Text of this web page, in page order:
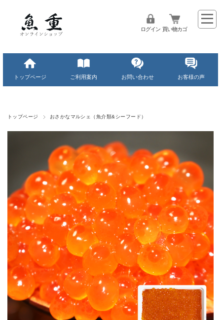
ログイン 買い物カゴ
トップページ ご利用案内 お問い合わせ お客様の声
トップページ おさかなマルシェ（魚介類&シーフード）